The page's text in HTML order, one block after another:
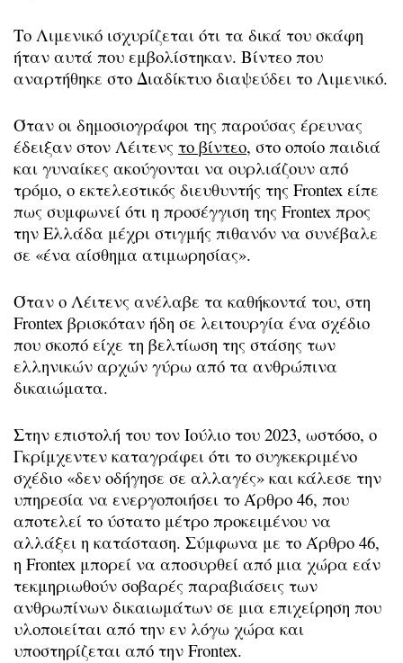
Το Λιμενικό ισχυρίζεται ότι τα δικά του σκάφη
ήταν αυτά που εμβολίστηκαν. Βίντεο που
αναρτήθηκε στο Διαδίκτυο διαψεύδει το Λιμενικό.
Όταν οι δημοσιογράφοι της παρούσας έρευνας
έδειξαν στον Λέιτενς το βίντεο, στο οποίο παιδιά
και γυναίκες ακούγονται να ουρλιάζουν από
τρόμο, ο εκτελεστικός διευθυντής της Frontex είπε
πως συμφωνεί ότι η προσέγγιση της Frontex προς
την Ελλάδα μέχρι στιγμής πιθανόν να συνέβαλε
σε «ένα αίσθημα ατιμωρησίας».
Όταν ο Λέιτενς ανέλαβε τα καθήκοντά του, στη
Frontex βρισκόταν ήδη σε λειτουργία ένα σχέδιο
που σκοπό είχε τη βελτίωση της στάσης των
ελληνικών αρχών γύρω από τα ανθρώπινα
δικαιώματα.
Στην επιστολή του τον Ιούλιο του 2023, ωστόσο, ο
Γκρίμχεντεν καταγράφει ότι το συγκεκριμένο
σχέδιο «δεν οδήγησε σε αλλαγές» και κάλεσε την
υπηρεσία να ενεργοποιήσει το Άρθρο 46, που
αποτελεί το ύστατο μέτρο προκειμένου να
αλλάξει η κατάσταση. Σύμφωνα με το Άρθρο 46,
η Frontex μπορεί να αποσυρθεί από μια χώρα εάν
τεκμηριωθούν σοβαρές παραβιάσεις των
ανθρωπίνων δικαιωμάτων σε μια επιχείρηση που
υλοποιείται από την εν λόγω χώρα και
υποστηρίζεται από την Frontex.